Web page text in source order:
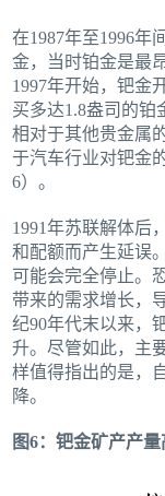
在1987年至1996年
金，当时铂金是最
1997年开始，钯金
买多达1.8盎司的铂
相对于其他贵金属
于汽车行业对钯金
6）。
1991年苏联解体后
和配额而产生延误
可能会完全停止。
带来的需求增长，
纪90年代末以来，
升。尽管如此，主
样值得指出的是，
降。
图6：钯金矿产产